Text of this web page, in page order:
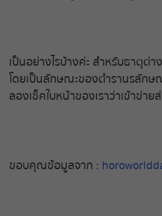
เป็นอย่างไรบ้างค่ะ สำหรับธาตุต่
โดยเป็นลักษณะของตำรานรลัก
ลองเช็คใบหน้าของเราว่าเข้าข่าย
ขอบคุณข้อมูลจาก :